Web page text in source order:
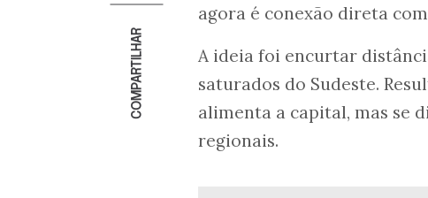
COMPARTILHAR
agora é conexão direta
A ideia foi encurtar
saturados do Sudeste.
alimenta a capital, mas se
regionais.